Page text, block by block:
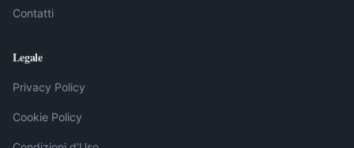
Contatti
Legale
Privacy Policy
Cookie Policy